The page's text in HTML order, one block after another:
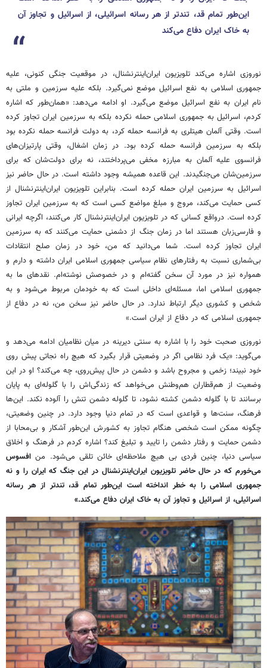
این‌طور تمام قد، تندتر از هر رسانه اسرائیلی، از اسرائیل و تجاوز آن
به خاک ایران دفاع می‌کند
نوروزی اشاره می‌کند تلویزیون ایران‌اینترنشنال، در موقعیت جنگی کنونی، علیه
جمهوری اسلامی به نفع اسرائیل موضع نمی‌گیرد. بلکه علیه سرزمین و ملتی به
نام ایران به نفع اسرائیل موضع می‌گیرد. او ادامه می‌دهد: «همان‌طور که اشاره
کردم، اسرائیل به جمهوری اسلامی حمله نکرده بلکه به سرزمین ایران تجاوز کرده
است. وقتی آلمان هیتلری به فرانسه حمله کرد، به دولت فرانسه حمله نکرده بود
بلکه به سرزمین فرانسه حمله کرده بود. در زمان اشغال، وقتی پارتیزان‌های
فرانسوی علیه آلمان به مبارزه مخفی می‌پرداختند، نه برای دولت‌شان که برای
سرزمین‌شان می‌جنگیدند. این قاعده همیشه وجود داشته است. در حال حاضر نیز
اسرائیل به سرزمین ایران حمله کرده است. بنابراین تلویزیون ایران‌اینترنشنال از
کسی حمایت می‌کند، مروج و مبلغ مواضع کسی است که به سرزمین ایران تجاوز
کرده است. درواقع کسانی که در تلویزیون ایران‌اینترنشنال کار می‌کنند، اگرچه ایرانی
و فارسی‌زبان هستند اما در زمان جنگ از دشمنی حمایت می‌کنند که به سرزمین
ایران تجاوز کرده است. شما می‌دانید که من، خود در زمان صلح انتقادات
بی‌شماری نسبت به رفتارهای نظام سیاسی جمهوری اسلامی ایران داشته و دارم و
همواره نیز در مورد آن سخن گفته‌ام و در خصوصش نوشته‌ام. نقدهای ما به
جمهوری اسلامی اما، مسئله‌ای داخلی است که به خودمان مربوط می‌شود و به
شخص و کشوری دیگر ارتباط ندارد. در حال حاضر نیز سخن من، نه در دفاع از
جمهوری اسلامی که در دفاع از ایران است.»
نوروزی صحبت خود را با اشاره به سنتی دیرینه در میان نظامیان ادامه می‌دهد و
می‌گوید: «یک فرد نظامی اگر در وضعیتی قرار بگیرد که هیچ راه نجاتی پیش روی
خود نبیند؛ زخمی و مجروح باشد و دشمن در حال پیش‌روی، چه می‌کند؟ او در این
وضعیت از هم‌قطاران هم‌وطنش می‌خواهد که زندگی‌اش را با گلوله‌ای به پایان
برسانند تا با گلوله دشمن کشته نشود، تا گلوله دشمن تنش را آلوده نکند. این‌ها
فرهنگ، سنت‌ها و قواعدی است که در تمام دنیا وجود دارد. در چنین وضعیتی،
چگونه ممکن است شخصی هنگام تجاوز به کشورش این‌طور آشکار و بی‌محابا از
دشمن حمایت و رفتار دشمن را تایید و تبلیغ کند؟ اشاره کردم در فرهنگ و اخلاق
سیاسی دنیا، چنین فردی بی هیچ ملاحظه‌ای خائن تلقی می‌شود. من افسوس
می‌خورم که در حال حاضر تلویزیون ایران‌اینترنشنال در این جنگ که ایران را و نه
جمهوری اسلامی را به خطر انداخته است این‌طور تمام قد، تندتر از هر رسانه
اسرائیلی، از اسرائیل و تجاوز آن به خاک ایران دفاع می‌کند.»